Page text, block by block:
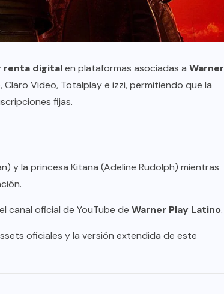
renta digitalen plataformas asociadas a Warner
Claro Video, Totalplay e izzi, permitiendo que la
fijas.
y la princesa Kitana (Adeline Rudolph) mientras
canal oficial de YouTube de Warner Play Latino.
oficiales y la versión extendida de este